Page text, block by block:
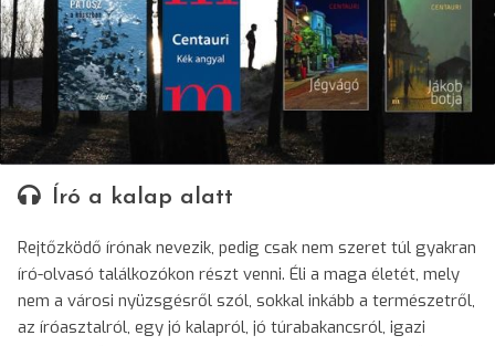
Író a kalap alatt
Rejtőzködő írónak nevezik, pedig csak nem szeret túl gyakran
író-olvasó találkozókon részt venni. Éli a maga életét, mely
nem a városi nyüzsgésről szól, sokkal inkább a természetről,
az íróasztalról, egy jó kalapról, jó túrabakancsról, igazi